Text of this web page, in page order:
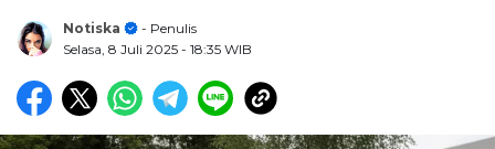
Notiska
- Penulis
Selasa, 8 Juli 2025 - 18:35 WIB